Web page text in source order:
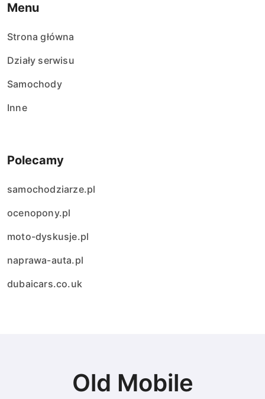
Menu
Strona główna
Działy serwisu
Samochody
Inne
Polecamy
samochodziarze.pl
ocenopony.pl
moto-dyskusje.pl
naprawa-auta.pl
dubaicars.co.uk
Old Mobile